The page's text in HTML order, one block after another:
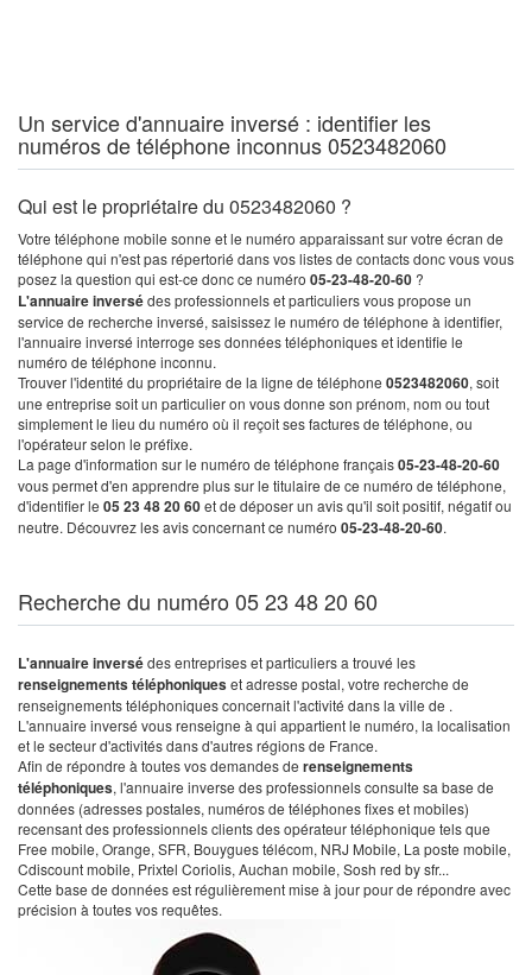
Un service d'annuaire inversé : identifier les
numéros de téléphone inconnus 0523482060
Qui est le propriétaire du 0523482060 ?
Votre téléphone mobile sonne et le numéro apparaissant sur votre écran de
téléphone qui n'est pas répertorié dans vos listes de contacts donc vous vous
posez la question qui est-ce donc ce numéro 05-23-48-20-60 ?
L'annuaire inversédes professionnels et particuliers vous propose un
service de recherche inversé, saisissez le numéro de téléphone à identifier,
l'annuaire inversé interroge ses données téléphoniques et identifie le
numéro de téléphone inconnu.
Trouver l'identité du propriétaire de la ligne de téléphone 0523482060, soit
une entreprise soit un particulier on vous donne son prénom, nom ou tout
simplement le lieu du numéro où il reçoit ses factures de téléphone, ou
l'opérateur selon le préfixe.
La page d'information sur le numéro de téléphone français05-23-48-20-60
vous permet d'en apprendre plus sur le titulaire de ce numéro de téléphone,
d'identifier le 05 23 48 20 60et de déposer un avis qu'il soit positif, négatif ou
neutre. Découvrez les avis concernant ce numéro 05-23-48-20-60.
Recherche du numéro 05 23 48 20 60
L'annuaire inversédes entreprises et particuliers a trouvé les
renseignements téléphoniqueset adresse postal, votre recherche de
renseignements téléphoniques concernait l'activité dans la ville de .
L'annuaire inversé vous renseigne à qui appartient le numéro, la localisation
et le secteur d'activités dans d'autres régions de France.
Afin de répondre à toutes vos demandes de renseignements
téléphoniques, l'annuaire inverse des professionnels consulte sa base de
données (adresses postales, numéros de téléphones fixes et mobiles)
recensant des professionnels clients des opérateur téléphonique tels que
Free mobile, Orange, SFR, Bouygues télécom, NRJ Mobile, La poste mobile,
Cdiscount mobile, Prixtel Coriolis, Auchan mobile, Sosh red by sfr...
Cette base de données est régulièrement mise à jour pour de répondre avec
précision à toutes vos requêtes.